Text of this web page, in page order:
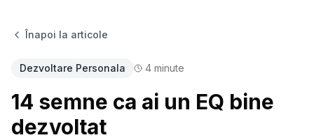
Înapoi la articole
Dezvoltare Personala 4 minute
14 semne ca ai un EQ bine
dezvoltat